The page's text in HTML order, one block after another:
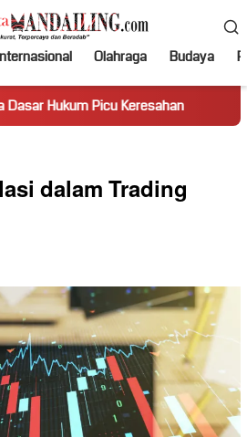
Olahraga Budaya
Keresahan Truk Miring
dalam Trading